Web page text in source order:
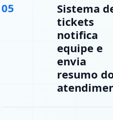
05
Sistema
tickets
notifica
equipe e
envia
resumo